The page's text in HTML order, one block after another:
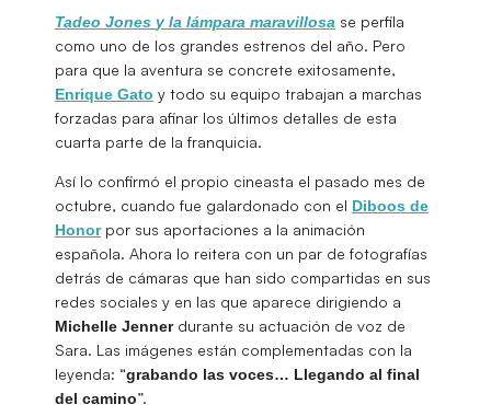
Tadeo Jones y la lámpara maravillosa se perfila
como uno de los grandes estrenos del año. Pero
para que la aventura se concrete exitosamente,
Enrique Gato y todo su equipo trabajan a marchas
forzadas para afinar los últimos detalles de esta
cuarta parte de la franquicia.
Así lo confirmó el propio cineasta el pasado mes de
octubre, cuando fue galardonado con el Diboos de
Honorpor sus aportaciones a la animación
española. Ahora lo reitera con un par de fotografías
detrás de cámaras que han sido compartidas en sus
redes sociales y en las que aparece dirigiendo a
Michelle Jennerdurante su actuación de voz de
Sara. Las imágenes están complementadas con la
leyenda: “grabando las voces… Llegando al final
del camino”.